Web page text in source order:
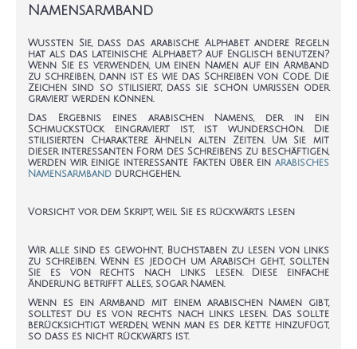
Namensarmband
Wussten Sie, dass das arabische Alphabet andere Regeln
hat als das lateinische Alphabet? auf Englisch benutzen?
Wenn Sie es verwenden, um einen Namen auf ein Armband
zu schreiben, dann ist es wie das Schreiben von Code. Die
Zeichen sind so stilisiert, dass sie schön umrissen oder
graviert werden können.
Das Ergebnis eines arabischen Namens, der in ein
Schmuckstück eingraviert ist, ist wunderschön. Die
stilisierten Charaktere ähneln alten Zeiten. Um Sie mit
dieser interessanten Form des Schreibens zu beschäftigen,
werden wir einige interessante Fakten über ein arabisches
Namensarmband durchgehen.
Vorsicht vor dem Skript, weil Sie es rückwärts lesen
Wir alle sind es gewohnt, Buchstaben zu lesen von links
zu schreiben. Wenn es jedoch um Arabisch geht, sollten
Sie es von rechts nach links lesen. Diese einfache
Änderung betrifft alles, sogar Namen.
Wenn es ein Armband mit einem arabischen Namen gibt,
solltest du es von rechts nach links lesen. Das sollte
berücksichtigt werden, wenn man es der Kette hinzufügt,
so dass es nicht rückwärts ist.